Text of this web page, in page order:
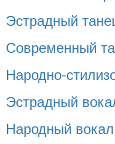
Эстрадный
Современный
Народно-
Эстрадный
Народный вокал